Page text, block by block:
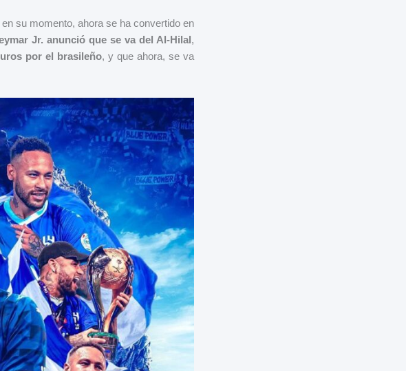
su momento, ahora se ha convertido en
Jr. anunció que se va del Al-Hilal,
por el brasileño, y que ahora, se va